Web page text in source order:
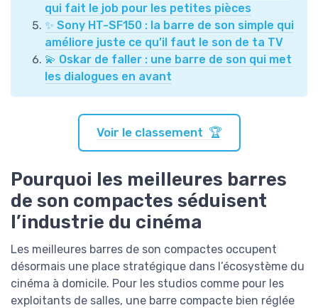
qui fait le job pour les petites pièces
✨ Sony HT-SF150 : la barre de son simple qui
améliore juste ce qu’il faut le son de ta TV
💫 Oskar de faller : une barre de son qui met
les dialogues en avant
Voir le classement 🏆
Pourquoi les meilleures barres
de son compactes séduisent
l’industrie du cinéma
Les meilleures barres de son compactes occupent
désormais une place stratégique dans l’écosystème du
cinéma à domicile. Pour les studios comme pour les
exploitants de salles, une barre compacte bien réglée